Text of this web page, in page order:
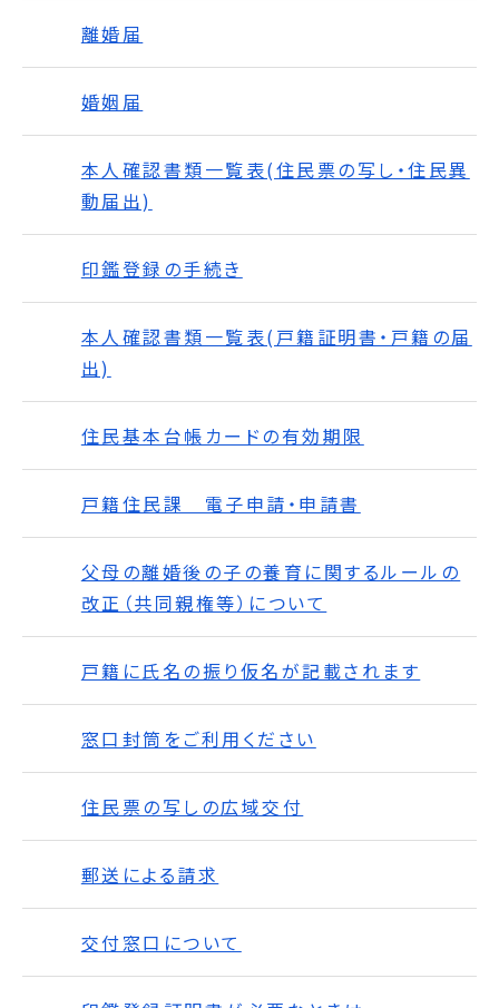
離婚届
婚姻届
本人確認書類一覧表(住民票の写し・住民異
動届出)
印鑑登録の手続き
本人確認書類一覧表(戸籍証明書・戸籍の届
出)
住民基本台帳カードの有効期限
戸籍住民課 電子申請・申請書
父母の離婚後の子の養育に関するルールの
改正（共同親権等）について
戸籍に氏名の振り仮名が記載されます
窓口封筒をご利用ください
住民票の写しの広域交付
郵送による請求
交付窓口について